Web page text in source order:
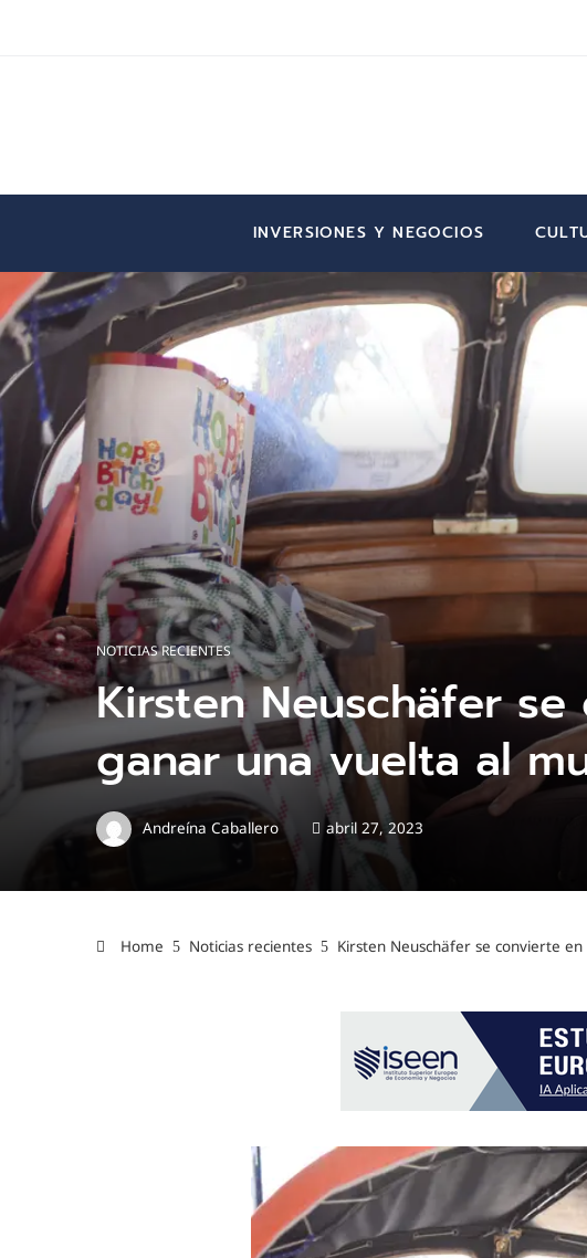
INVERSIONES Y NEGOCIOS
NOTICIAS RECIENTES
Kirsten Neuschäfer
ganar una vuelta al
Andreína Caballero abril 27, 2023
Home Noticias recientes Kirsten Neuschäfer se convierte